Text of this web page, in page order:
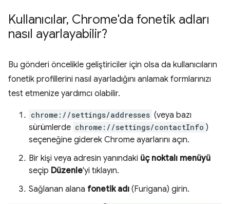
Kullanıcılar, Chrome'da fonetik adları
nasıl ayarlayabilir?
Bu gönderi öncelikle geliştiriciler için olsa da kullanıcıların
fonetik profillerini nasıl ayarladığını anlamak formlarınızı
test etmenize yardımcı olabilir.
chrome://settings/addresses (veya bazı
sürümlerde chrome://settings/contactInfo )
seçeneğine giderek Chrome ayarlarını açın.
Bir kişi veya adresin yanındaki üç noktalı menüyü
seçip Düzenle'yi tıklayın.
Sağlanan alana fonetik adı (Furigana) girin.